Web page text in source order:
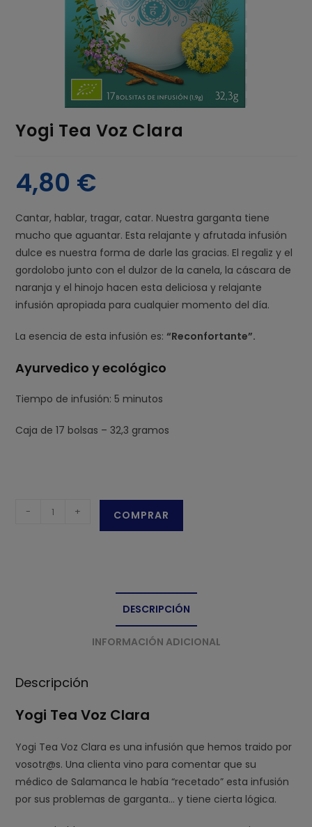
Yogi Tea Voz Clara
4,80 €
Cantar, hablar, tragar, catar. Nuestra garganta tiene
mucho que aguantar. Esta relajante y afrutada infusión
dulce es nuestra forma de darle las gracias. El regaliz y el
gordolobo junto con el dulzor de la canela, la cáscara de
naranja y el hinojo hacen esta deliciosa y relajante
infusión apropiada para cualquier momento del día.
La esencia de esta infusión es:“Reconfortante”.
Ayurvedico y ecológico
Tiempo de infusión: 5 minutos
Caja de 17 bolsas – 32,3 gramos
- + COMPRAR
DESCRIPCIÓN
INFORMACIÓN ADICIONAL
Descripción
Yogi Tea Voz Clara
Yogi Tea Voz Clara es una infusión que hemos traido por
vosotr@s. Una clienta vino para comentar que su
médico de Salamanca le había “recetado” esta infusión
por sus problemas de garganta… y tiene cierta lógica.